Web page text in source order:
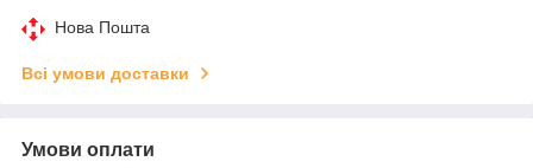
Нова Пошта
Всі умови доставки
Умови оплати